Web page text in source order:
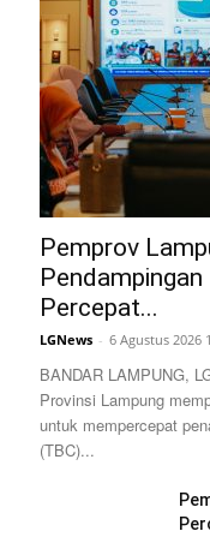
Pemprov
Percepat...
LGNews - 6 Agustus 2026
BANDAR LAMPUNG,
Provinsi Lampung
untuk mempercepat
(TBC)...